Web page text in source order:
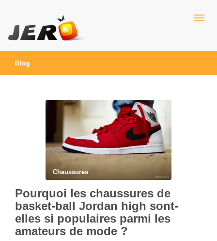
Jero
Blog
Chaussures
Pourquoi les chaussures de
basket-ball Jordan high sont-
elles si populaires parmi les
amateurs de mode ?